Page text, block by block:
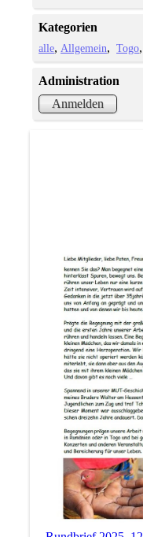
Kategorien
alle Allgemein Togo
Administration
Anmelden